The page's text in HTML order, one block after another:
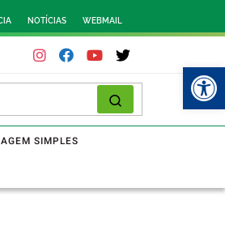
NOTÍCIAS WEBMAIL
SIMPLES